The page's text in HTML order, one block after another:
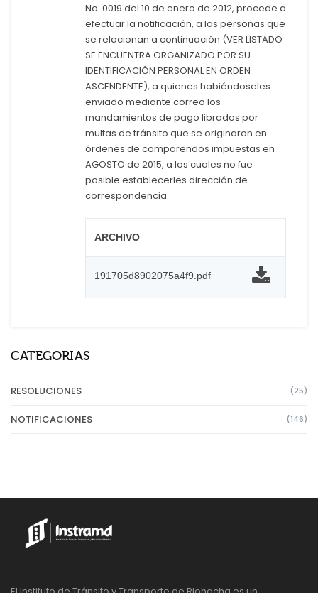
No. 0019 del 10 de enero de 2012, procede a
efectuar la notificación, a las personas que
se relacionan a continuación (VER LISTADO
SE ENCUENTRA ORGANIZADO POR SU
IDENTIFICACIÓN PERSONAL EN ORDEN
ASCENDENTE), a quienes habiéndoseles
enviado mediante correo los
mandamientos de pago librados por
multas de tránsito que se originaron en
órdenes de comparendos impuestas en
AGOSTO de 2015, a los cuales no fue
posible establecerles dirección de
correspondencia..
ARCHIVO
191705d8902075a4f9.pdf
CATEGORIAS
(25)
RESOLUCIONES
(146)
NOTIFICACIONES